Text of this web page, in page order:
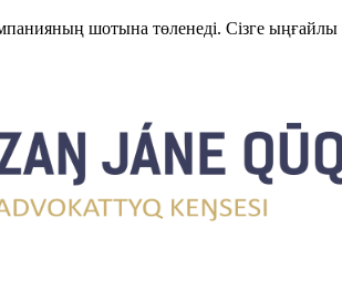
шотына төленеді. Сізге